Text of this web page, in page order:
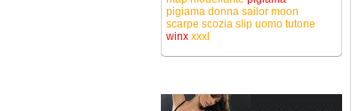
pigiama donna sailor moon
scarpe scozia slip uomo tutone
winx xxxl